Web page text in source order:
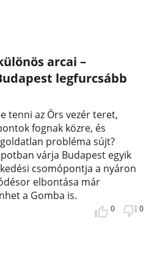
arcai –
legfurcsább
tenni az Örs vezér teret,
fognak közre, és
probléma sújt?
várja Budapest egyik
csomópontja a nyáron
elbontása már
a Gomba is.
0 0